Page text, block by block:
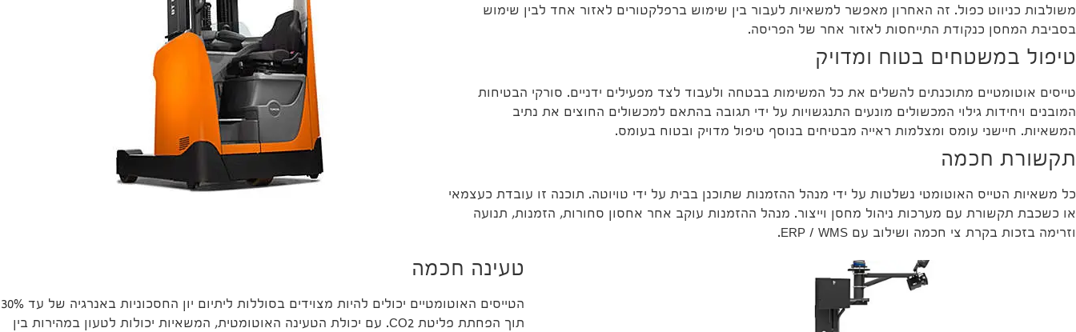
משולבות כניווט כפול. זה האחרון מאפשר למשאיות לעבור בין שימוש ברפלקטורים לאזור אחד לבין שימוש
בסביבת המחסן כנקודת התייחסות לאזור אחר של הפריסה.
טיפול במשטחים בטוח ומדויק
טייסים אוטומטיים מתוכנתים להשלים את כל המשימות בבטחה ולעבוד לצד מפעילים ידניים. סורקי הבטיחות
המובנים ויחידות גילוי המכשולים מונעים התנגשויות על ידי תגובה בהתאם למכשולים החוצים את נתיב
המשאיות. חיישני עומס ומצלמות ראייה מבטיחים בנוסף טיפול מדויק ובטוח בעומס.
תקשורת חכמה
כל משאיות הטייס האוטומטי נשלטות על ידי מנהל ההזמנות שתוכנן בבית על ידי טויוטה. תוכנה זו עובדת כעצמאי
או כשכבת תקשורת עם מערכות ניהול מחסן וייצור. מנהל ההזמנות עוקב אחר אחסון סחורות, הזמנות, תנועה
וזרימה בזכות בקרת צי חכמה ושילוב עם ERP / WMS.
טעינה חכמה
הטייסים האוטומטיים יכולים להיות מצוידים בסוללות ליתיום יון החסכוניות באנרגיה של עד 30%
תוך הפחתת פליטת CO2. עם יכולת הטעינה האוטומטית, המשאיות יכולות לטעון במהירות בין